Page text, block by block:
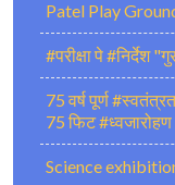
Patel Play
#परीक्षा पे #निर्देश
75 वर्ष पूर्ण
75 फिट #ध्वजारोहण
Science